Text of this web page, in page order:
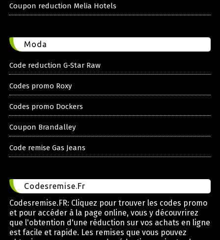
Coupon reduction Melia Hotels
Moda
Code reduction G-Star Raw
Codes promo Roxy
Codes promo Dockers
Coupon Brandalley
Code remise Gas Jeans
Codesremise.Fr
Codesremise.FR: Cliquez pour trouver les codes promo
et pour accéder à la page online, vous y découvrirez
que l'obtention d'une réduction sur vos achats en ligne
est facile et rapide. Les remises que vous pouvez